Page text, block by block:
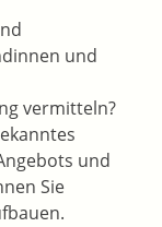
und
vermitteln?
und
Sie